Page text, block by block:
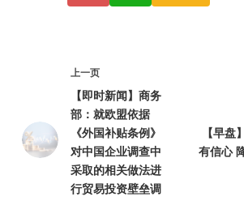
上一页
【即时新闻】商务
部：就欧盟依据
《外国补贴条例》
对中国企业调查中
采取的相关做法进
行贸易投资壁垒调
【早盘
有信心